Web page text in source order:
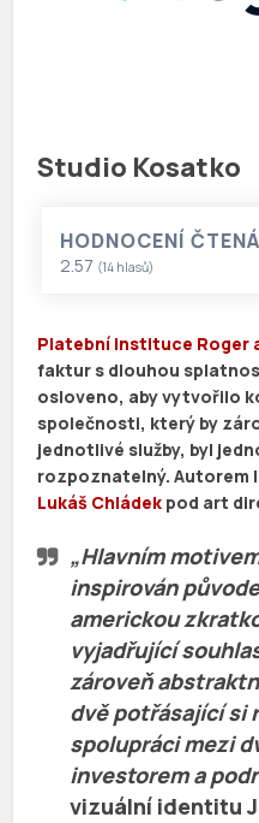
Studio Kosatko
HODNOCENÍ
2.57 (14 hlasů)
Platební instituce Roger
faktur s dlouhou
osloveno, aby vytvořilo
společnosti, který by
jednotlivé služby, byl
rozpoznatelný. Autorem
Lukáš Chládek pod art
„Hlavním
inspirován
americkou
vyjadřující
zároveň
dvě potřásající si
spolupráci mezi
investorem a
vizuální identitu